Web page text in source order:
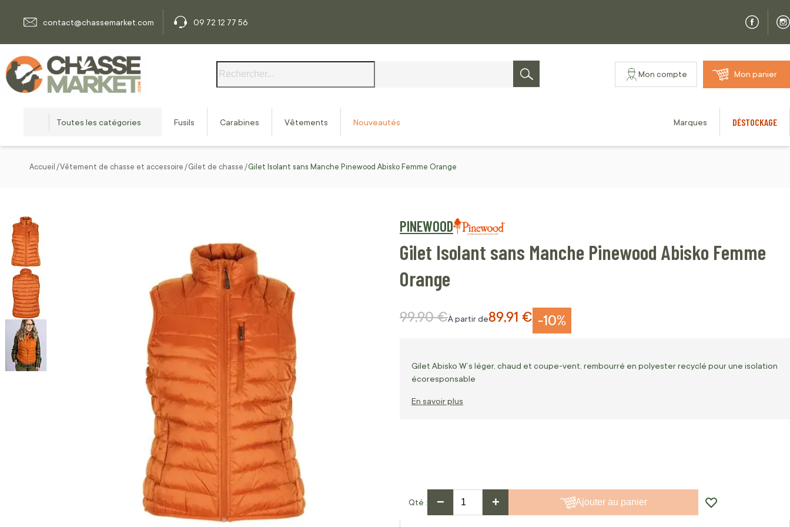
contact@chassemarket.com
09 72 12 77 56
Rechercher
Mon compte Mon panier
Toutes les catégories Fusils Carabines Vêtements Nouveautés Marques DÉSTOCKAGE
Accueil Vêtement de chasse et accessoire Gilet de chasse Gilet Isolant sans Manche Pinewood Abisko Femme Orange
PINEWOOD
Gilet Isolant sans Manche Pinewood Abisko Femme
Orange
-10%
À partir de89,91 €
Prix normal
99,90 €
Gilet Abisko W’s léger, chaud et coupe-vent, rembourré en polyester recyclé pour une isolation
écoresponsable
En savoir plus
Qté − + Ajouter au panier